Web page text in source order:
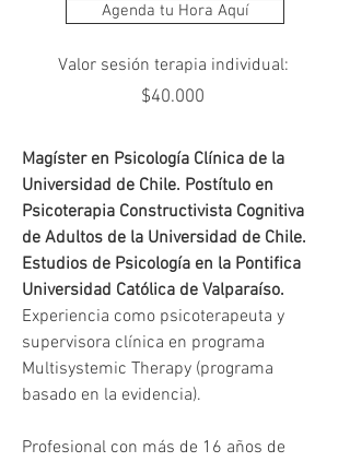
Agenda tu Hora Aquí
Valor sesión terapia individual:
$40.000
Magíster en Psicología Clínica de la
Universidad de Chile. Postítulo en
Psicoterapia Constructivista Cognitiva
de Adultos de la Universidad de Chile.
Estudios de Psicología en la Pontifica
Universidad Católica de Valparaíso.
Experiencia como psicoterapeuta y
supervisora clínica en programa
Multisystemic Therapy (programa
basado en la evidencia).
Profesional con más de 16 años de